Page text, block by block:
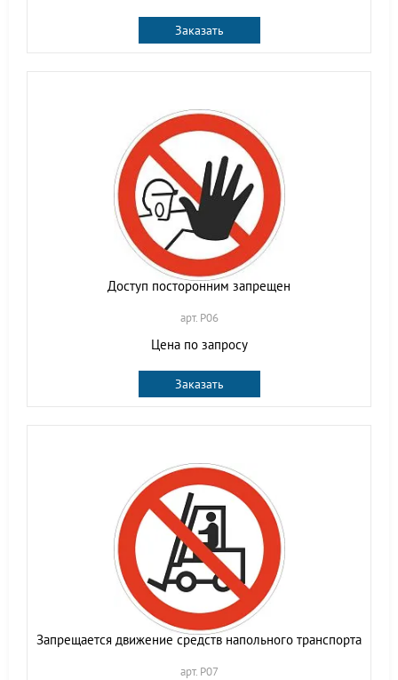
Заказать
Доступ посторонним запрещен
арт. P06
Цена по запросу
Заказать
Запрещается движение средств напольного транспорта
арт. P07